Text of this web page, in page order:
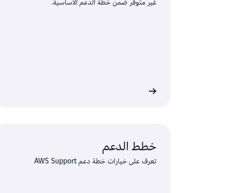
غير متوفر ضمن خطة الدعم الأساسية.
خطط الدعم
تعرف على خيارات خطة دعم AWS Support